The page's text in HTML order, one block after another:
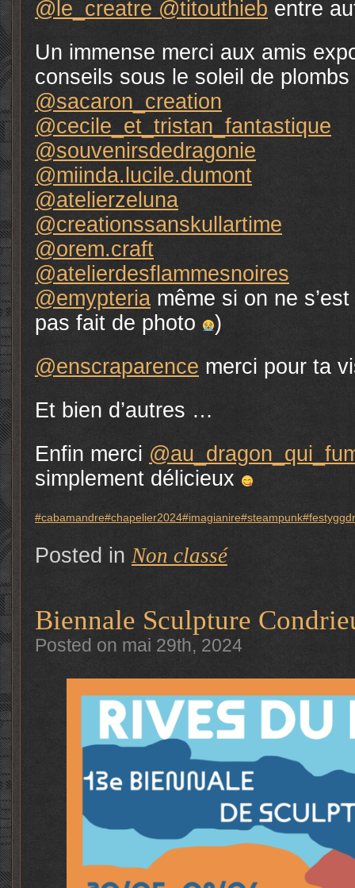
@le_creatre @titouthieb entre
Un immense merci aux amis
conseils sous le soleil de plombs
@sacaron_creation
@cecile_et_tristan_fantastique
@souvenirsdedragonie
@miinda.lucile.dumont
@atelierzeluna
@creationssanskullartime
@orem.craft
@atelierdesflammesnoires
@emypteria même si on ne
pas fait de photo
)
@enscraparence merci pour ta
Et bien d’autres …
Enfin merci
simplement délicieux
#cabamandre#chapelier2024#imagianire#steampunk
Posted in Non classé
Biennale Sculpture
Posted on mai 29th, 2024